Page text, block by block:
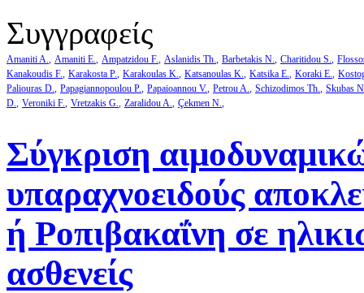
Συγγραφείς
Amaniti A. Amaniti E. Ampatzidou F. Aslanidis Th. Barbetakis N. Charitidou S.
Kanakoudis F. Karakosta P. Karakoulas K. Katsanoulas K. Katsika E. Koraki E.
Paliouras D. Papagiannopoulou P. Papaioannou V. Petrou A. Schizodimos Th. Skubas
D. Veroniki F. Vretzakis G. Zaralidou A. Çekmen N.
Σύγκριση
υπαραχνοειδούς
ή Ροπιβακαΐνη σε
ασθενείς